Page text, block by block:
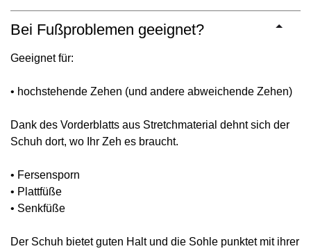
Bei Fußproblemen geeignet?
Geeignet für:
• hochstehende Zehen (und andere abweichende Zehen)
Dank des Vorderblatts aus Stretchmaterial dehnt sich der
Schuh dort, wo Ihr Zeh es braucht.
• Fersensporn
• Plattfüße
• Senkfüße
Der Schuh bietet guten Halt und die Sohle punktet mit ihrer